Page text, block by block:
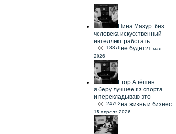
Нина Мазур: без
человека искусственный
интеллект работать
не будет
18376
21 мая
2026
Егор Алёшин:
я беру лучшее из спорта
и перекладываю это
на жизнь и бизнес
24792
15 апреля 2026